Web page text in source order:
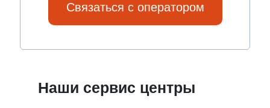
Связаться с оператором
Наши сервис центры